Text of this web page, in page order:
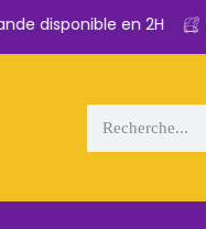
disponible en 2H